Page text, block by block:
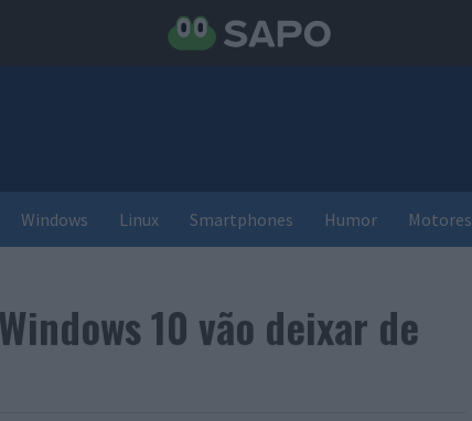
Windows Linux Smartphones Humor Motores
10 vão deixar de